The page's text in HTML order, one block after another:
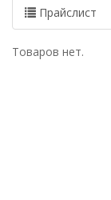
Прайслист
Товаров нет.